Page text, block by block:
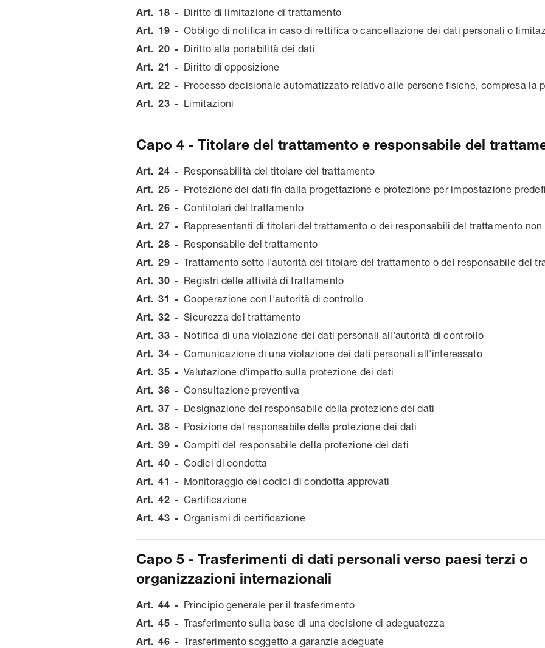
Art. 18 - Diritto di limitazione di trattamento
Art. 19 - Obbligo di notifica in caso di rettifica o cancellazione dei dati personali o
Art. 20 - Diritto alla portabilità dei dati
Art. 21 - Diritto di opposizione
Art. 22 - Processo decisionale automatizzato relativo alle persone fisiche, compresa la
Art. 23 - Limitazioni
Capo 4 - Titolare del trattamento e responsabile del
Art. 24 - Responsabilità del titolare del trattamento
Art. 25 - Protezione dei dati fin dalla progettazione e protezione per impostazione
Art. 26 - Contitolari del trattamento
Art. 27 - Rappresentanti di titolari del trattamento o dei responsabili del trattamento
Art. 28 - Responsabile del trattamento
Art. 29 - Trattamento sotto l'autorità del titolare del trattamento o del responsabile del
Art. 30 - Registri delle attività di trattamento
Art. 31 - Cooperazione con l'autorità di controllo
Art. 32 - Sicurezza del trattamento
Art. 33 - Notifica di una violazione dei dati personali all'autorità di controllo
Art. 34 - Comunicazione di una violazione dei dati personali all'interessato
Art. 35 - Valutazione d'impatto sulla protezione dei dati
Art. 36 - Consultazione preventiva
Art. 37 - Designazione del responsabile della protezione dei dati
Art. 38 - Posizione del responsabile della protezione dei dati
Art. 39 - Compiti del responsabile della protezione dei dati
Art. 40 - Codici di condotta
Art. 41 - Monitoraggio dei codici di condotta approvati
Art. 42 - Certificazione
Art. 43 - Organismi di certificazione
Capo 5 - Trasferimenti di dati personali verso paesi terzi o
organizzazioni internazionali
Art. 44 - Principio generale per il trasferimento
Art. 45 - Trasferimento sulla base di una decisione di adeguatezza
Art. 46 - Trasferimento soggetto a garanzie adeguate